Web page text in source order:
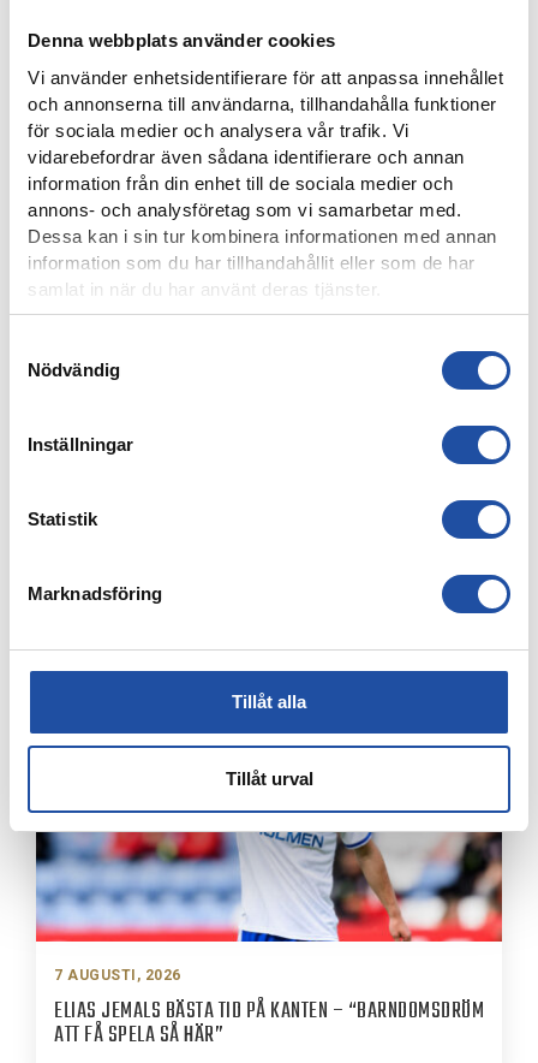
Denna webbplats använder cookies
Vi använder enhetsidentifierare för att anpassa innehållet
och annonserna till användarna, tillhandahålla funktioner
för sociala medier och analysera vår trafik. Vi
vidarebefordrar även sådana identifierare och annan
information från din enhet till de sociala medier och
annons- och analysföretag som vi samarbetar med.
Dessa kan i sin tur kombinera informationen med annan
information som du har tillhandahållit eller som de har
samlat in när du har använt deras tjänster.
Nödvändig
Inställningar
Statistik
Marknadsföring
Tillåt alla
Tillåt urval
8 AUGUSTI, 2026
NOELS STORA SHOW I 3-0-SEGERN – “OTROLIG KÄNSLA
MED VÅRA FANS”
8 AUGUSTI, 2026
7 AUGUSTI, 2026
ELIAS JEMALS BÄSTA TID PÅ KANTEN – “BARNDOMSDRÖM
ATT FÅ SPELA SÅ HÄR”